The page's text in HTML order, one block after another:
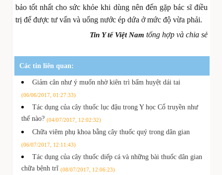
bảo tốt nhất cho sức khỏe khi dùng nên đến gặp bác sĩ điều
trị để được tư vấn và uống nước ép dứa ở mức độ vừa phải.
Tin Y tế Việt Nam tổng hợp và chia sẻ
Các tin liên quan:
Giảm cân như ý muốn nhờ kiên trì bấm huyệt dái tai
(06/06/2017, 01:27:33)
Tác dụng của cây thuốc lục đậu trong Y học Cổ truyền như
thế nào? (04/07/2017, 12:02:32)
Chữa viêm phụ khoa bằng cây thuốc quý trong dân gian
(06/07/2017, 12:11:43)
Tác dụng của cây thuốc diếp cá và những bài thuốc dân gian
chữa bệnh trĩ (08/07/2017, 12:06:23)